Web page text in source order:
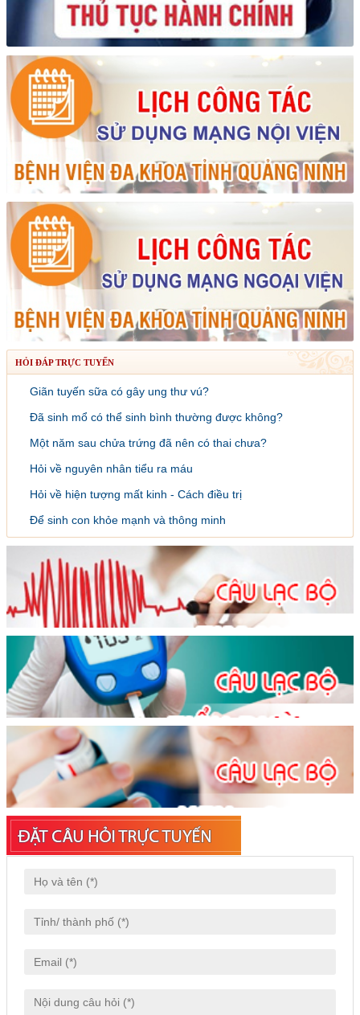
HỎI ĐÁP TRỰC TUYẾN
Giãn tuyến sữa có gây ung thư vú?
Đã sinh mổ có thể sinh bình thường được không?
Một năm sau chửa trứng đã nên có thai chưa?
Hỏi về nguyên nhân tiểu ra máu
Hỏi về hiện tượng mất kinh - Cách điều trị
Để sinh con khỏe mạnh và thông minh